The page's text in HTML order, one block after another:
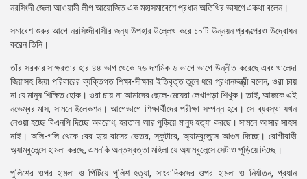
সংগঠন
নির্বাচনী
নরসিংদী জেলা আওয়ামী লীগ আয়োজিত এক মহাসমাবেশে প্রধান অতিথির ভাষণে একথা বলেন।
সমাবেশ শুরুর আগে নরসিংদীবাসীর জন্য উপহার উল্লেখ করে ১০টি উন্নয়ন প্রকল্পেরও উদ্বোধন
করেন তিনি।
তাঁর সরকার সাক্ষরতার হার ৪৪ ভাগ থেকে ৭৬ দশমিক ৬ ভাগে ভাগে উন্নীত করেছে এবং খালেদা
জিয়াসহ জিয়া পরিবারের ব্যক্তিগত শিক্ষা-দীক্ষার ইতিবৃত্ত তুলে ধরে প্রধানমন্ত্রী বলেন, ওরা চায়
না যে মানুষ শিক্ষিত হোক। ওরা চায় না আমাদের ছেলে-মেযেরা লেখাপড়া শিখুক। তাই, আজকে এই
নভেম্বর মাস, সামনে ইলেকশন। আগেভাগে শিক্ষার্থীদের পরীক্ষা সম্পন্ন হবে। সে ব্যবস্থা যখন
নেওয়া হচ্ছে বিএনপি দিচ্ছে অবরোধ, হরতাল আর পুড়িয়ে মানুষ হত্যা করছে। সামনে আসার সাহস
নাই। অলি-গলি থেকে বের হয়ে বাসের ভেতর, স্কুটারে, অ্যাম্বুলেন্সে আগুন দিচ্ছে। রোগীবাহী
অ্যাম্বুলেন্সে হামলা করছে, এমনকি অন্তস্বত্তা মহিলা যে অ্যাম্বুলেন্সে সেটাও পুড়িয়ে দিচ্ছে।
পুলিশের ওপর হামলা ও পিটিয়ে পুলিশ হত্যা, সাংবাদিকদের ওপর হামলা ও নির্যাতন, প্রধান